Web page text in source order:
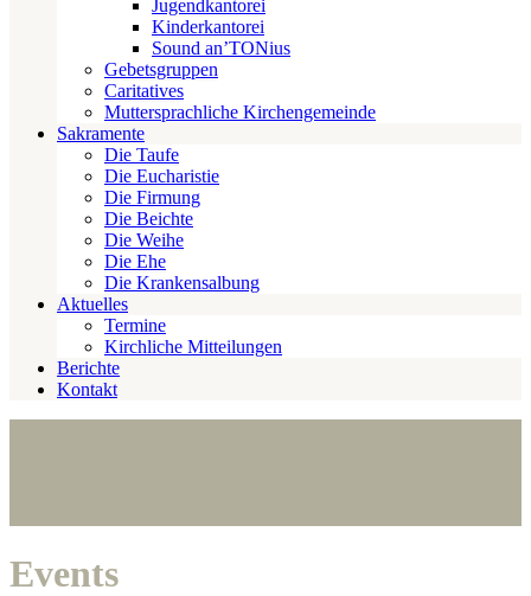
Jugendkantorei
Kinderkantorei
Sound an’TONius
Gebetsgruppen
Caritatives
Muttersprachliche Kirchengemeinde
Sakramente
Die Taufe
Die Eucharistie
Die Firmung
Die Beichte
Die Weihe
Die Ehe
Die Krankensalbung
Aktuelles
Termine
Kirchliche Mitteilungen
Berichte
Kontakt
Events